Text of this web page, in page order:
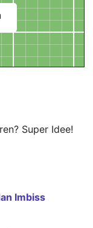
Super Idee!
Imbiss